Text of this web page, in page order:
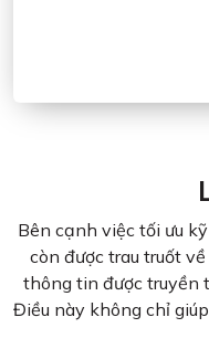
Bên cạnh việc tối ưu
còn được trau truốt
thông tin được truyền
Điều này không chỉ